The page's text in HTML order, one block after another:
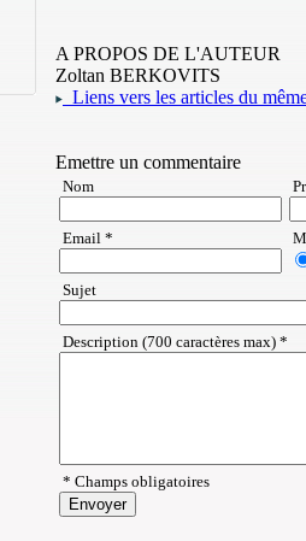
A PROPOS DE L'AUTEUR
Zoltan BERKOVITS
Liens vers les articles du
Emettre un commentaire
Nom
Email *
Sujet
Description (700 caractères max) *
* Champs obligatoires